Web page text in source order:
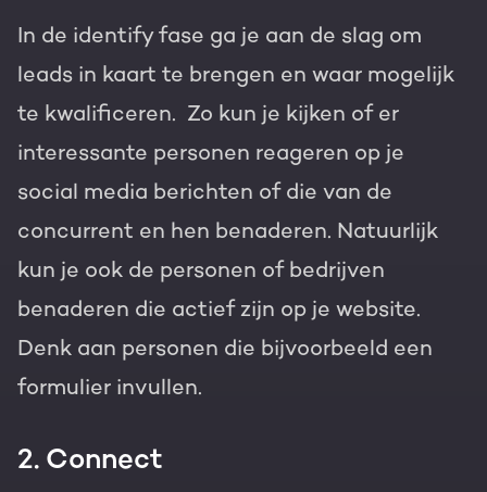
In de identify fase ga je aan de slag om
leads in kaart te brengen en waar mogelijk
te kwalificeren. Zo kun je kijken of er
interessante personen reageren op je
social media berichten of die van de
concurrent en hen benaderen. Natuurlijk
kun je ook de personen of bedrijven
benaderen die actief zijn op je website.
Denk aan personen die bijvoorbeeld een
formulier invullen.
2. Connect